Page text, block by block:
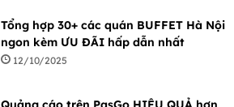
Tổng hợp 30+ các quán BUFFET Hà Nội
ngon kèm ƯU ĐÃI hấp dẫn nhất
12/10/2025